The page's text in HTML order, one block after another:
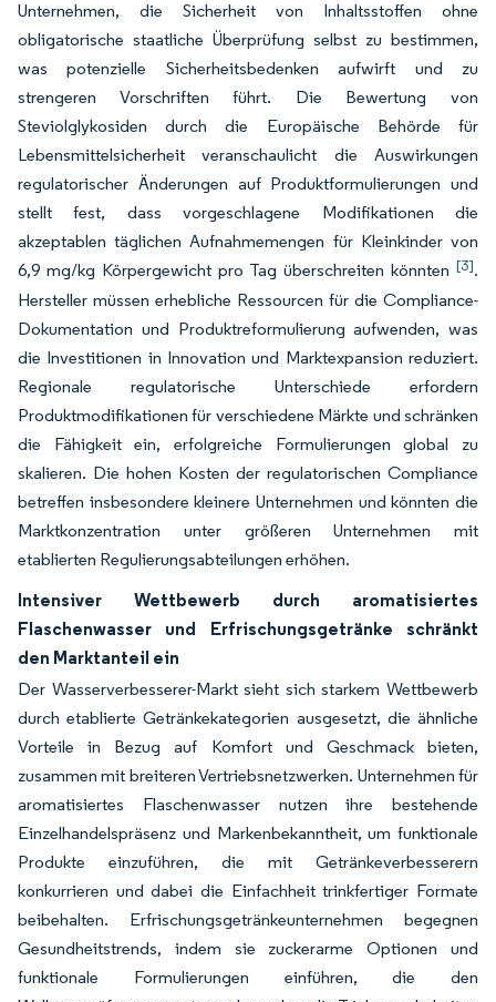
Unternehmen, die Sicherheit von Inhaltsstoffen ohne
obligatorische staatliche Überprüfung selbst zu bestimmen,
was potenzielle Sicherheitsbedenken aufwirft und zu
strengeren Vorschriften führt. Die Bewertung von
Steviolglykosiden durch die Europäische Behörde für
Lebensmittelsicherheit veranschaulicht die Auswirkungen
regulatorischer Änderungen auf Produktformulierungen und
stellt fest, dass vorgeschlagene Modifikationen die
akzeptablen täglichen Aufnahmemengen für Kleinkinder von
6,9 mg/kg Körpergewicht pro Tag überschreiten könnten [3].
Hersteller müssen erhebliche Ressourcen für die Compliance-
Dokumentation und Produktreformulierung aufwenden, was
die Investitionen in Innovation und Marktexpansion reduziert.
Regionale regulatorische Unterschiede erfordern
Produktmodifikationen für verschiedene Märkte und schränken
die Fähigkeit ein, erfolgreiche Formulierungen global zu
skalieren. Die hohen Kosten der regulatorischen Compliance
betreffen insbesondere kleinere Unternehmen und könnten die
Marktkonzentration unter größeren Unternehmen mit
etablierten Regulierungsabteilungen erhöhen.
Intensiver Wettbewerb durch aromatisiertes
Flaschenwasser und Erfrischungsgetränke schränkt
den Marktanteil ein
Der Wasserverbesserer-Markt sieht sich starkem Wettbewerb
durch etablierte Getränkekategorien ausgesetzt, die ähnliche
Vorteile in Bezug auf Komfort und Geschmack bieten,
zusammen mit breiteren Vertriebsnetzwerken. Unternehmen für
aromatisiertes Flaschenwasser nutzen ihre bestehende
Einzelhandelspräsenz und Markenbekanntheit, um funktionale
Produkte einzuführen, die mit Getränkeverbesserern
konkurrieren und dabei die Einfachheit trinkfertiger Formate
beibehalten. Erfrischungsgetränkeunternehmen begegnen
Gesundheitstrends, indem sie zuckerarme Optionen und
funktionale Formulierungen einführen, die den